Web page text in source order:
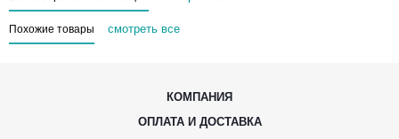
Похожие товары смотреть все
КОМПАНИЯ
ОПЛАТА И ДОСТАВКА